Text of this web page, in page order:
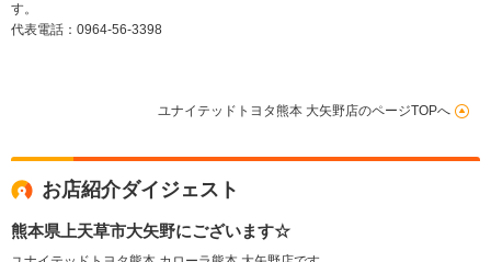
す。
代表電話：0964-56-3398
ユナイテッドトヨタ熊本 大矢野店のページTOPへ
お店紹介ダイジェスト
熊本県上天草市大矢野にございます☆